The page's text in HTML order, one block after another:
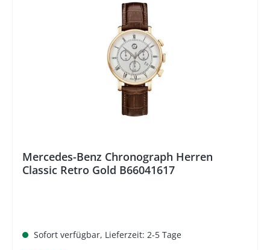
Mercedes-Benz Chronograph Herren
Classic Retro Gold B66041617
Sofort verfügbar, Lieferzeit: 2-5 Tage